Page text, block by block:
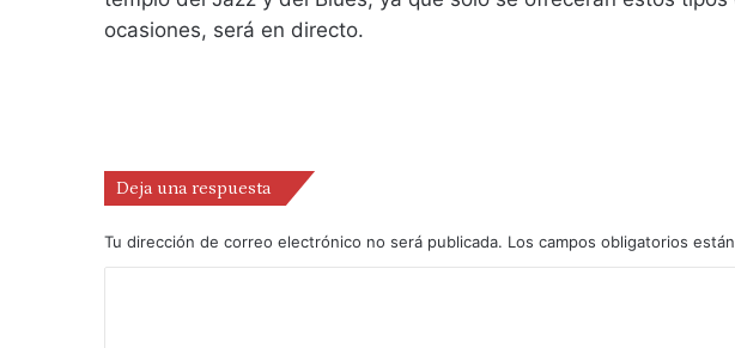
ocasiones, será en directo.
Deja una respuesta
Tu dirección de correo electrónico no será publicada. Los campos obligatorios